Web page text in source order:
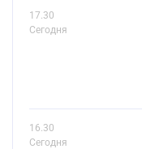
17.30
Сегодня
16.30
Сегодня